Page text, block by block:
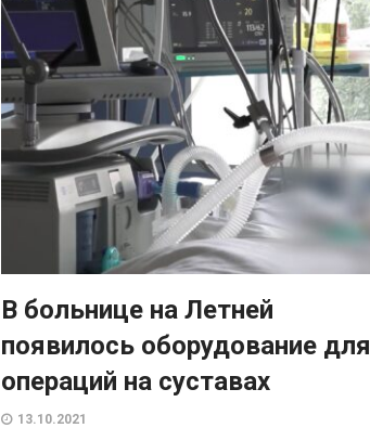
В больнице на Летней
появилось оборудование для
операций на суставах
13.10.2021